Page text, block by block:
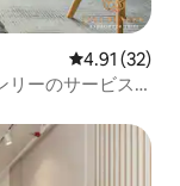
レビュー32
4.91 (32)
リーのサービス